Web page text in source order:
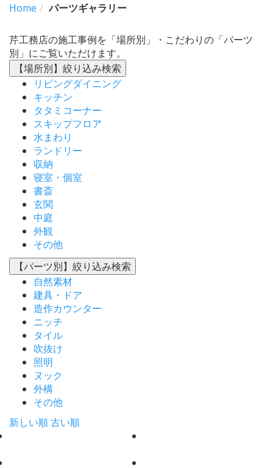
Home パーツギャラリー
芹工務店の施工事例を「場所別」・こだわりの「パーツ
別」にご覧いただけます。
【場所別】 絞り込み検索
リビングダイニング
キッチン
タタミコーナー
スキップフロア
水まわり
ランドリー
収納
寝室・個室
書斎
玄関
中庭
外観
その他
【パーツ別】 絞り込み検索
自然素材
建具・ドア
造作カウンター
ニッチ
タイル
吹抜け
照明
ヌック
外構
その他
新しい順古い順